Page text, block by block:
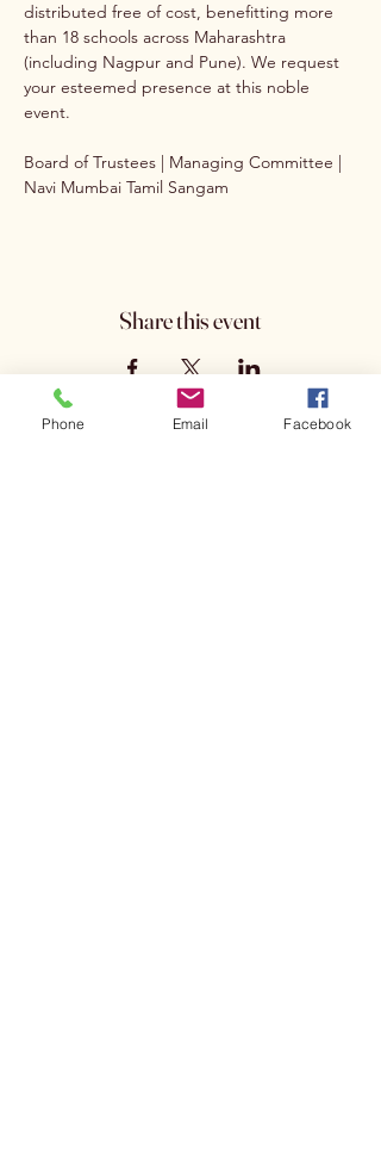
distributed free of cost, benefitting more
than 18 schools across Maharashtra
(including Nagpur and Pune). We request
your esteemed presence at this noble
event.
Board of Trustees | Managing Committee |
Navi Mumbai Tamil Sangam
Share this event
Phone Email Facebook